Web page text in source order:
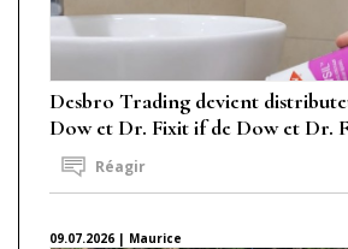
Desbro Trading devient
Dow et Dr. Fixit if de Dow et Dr.
Réagir
09.07.2026 | Maurice